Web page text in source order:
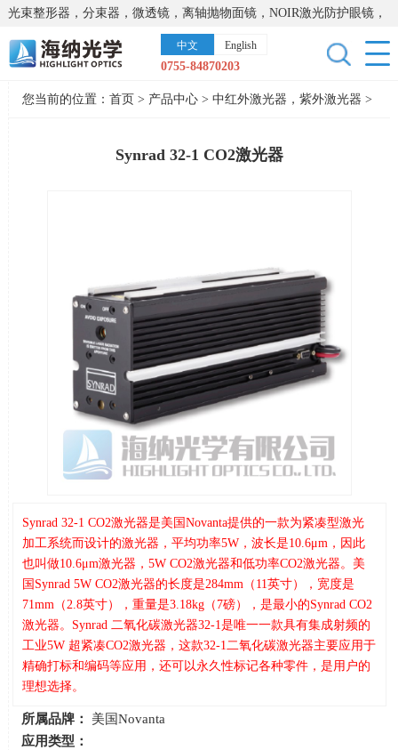
光束整形器，分束器，微透镜，离轴抛物面镜，NOIR激光防护眼镜，
太阳能模拟器，显微镜载物台，激光器，光谱仪，红外热像仪，激光
晶体
中文 English
0755-84870203
您当前的位置： 首页 > 产品中心> 中红外激光器，紫外激光器 >
Synrad 32-1 CO2激光器
Synrad 32-1 CO2激光器是美国Novanta提供的一款为紧凑型激光
加工系统而设计的激光器，平均功率5W，波长是10.6μm，因此
也叫做10.6μm激光器，5W CO2激光器和低功率CO2激光器。美
国Synrad 5W CO2激光器的长度是284mm（11英寸），宽度是
71mm（2.8英寸），重量是3.18kg（7磅），是最小的Synrad CO2
激光器。Synrad 二氧化碳激光器32-1是唯一一款具有集成射频的
工业5W 超紧凑CO2激光器，这款32-1二氧化碳激光器主要应用于
精确打标和编码等应用，还可以永久性标记各种零件，是用户的
理想选择。
所属品牌：
美国Novanta
应用类型：